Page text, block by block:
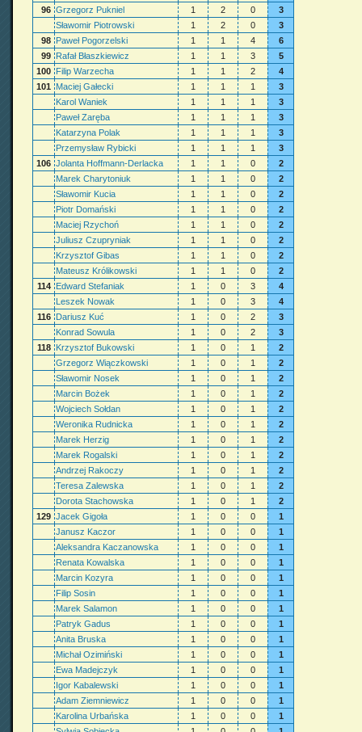
96 Grzegorz Pukniel 1 2 0
3
Sławomir Piotrowski
1 2 0
3
98 Paweł Pogorzelski 1 1 4
6
99 Rafał Błaszkiewicz 1 1 3
5
100 Filip Warzecha 1 1 2
4
101
Maciej Gałecki 1 1 1
3
Karol Waniek
1 1 1
3
Paweł Zaręba
1 1 1
3
Katarzyna Polak
1 1 1
3
Przemysław Rybicki
1 1 1
3
106 Jolanta Hoffmann-Derlacka 1 1 0
2
Marek Charytoniuk
1 1 0
2
Sławomir Kucia
1 1 0
2
Piotr Domański
1 1 0
2
Maciej Rzychoń
1 1 0
2
Juliusz Czupryniak
1 1 0
2
Krzysztof Gibas
1 1 0
2
Mateusz Królikowski
1 1 0
2
114 Edward Stefaniak 1 0 3
4
Leszek Nowak
1 0 3
4
116 Dariusz Kuć 1 0 2
3
Konrad Sowula
1 0 2
3
118 Krzysztof Bukowski 1 0 1
2
Grzegorz Wiączkowski
1 0 1
2
Sławomir Nosek
1 0 1
2
Marcin Bożek
1 0 1
2
Wojciech Sołdan
1 0 1
2
Weronika Rudnicka
1 0 1
2
Marek Herzig
1 0 1
2
Marek Rogalski
1 0 1
2
Andrzej Rakoczy
1 0 1
2
Teresa Zalewska
1 0 1
2
Dorota Stachowska
1 0 1
2
129 Jacek Gigoła 1 0 0
1
Janusz Kaczor
1 0 0
1
Aleksandra Kaczanowska
1 0 0
1
Renata Kowalska
1 0 0
1
Marcin Kozyra
1 0 0
1
Filip Sosin
1 0 0
1
Marek Salamon
1 0 0
1
Patryk Gadus
1 0 0
1
Anita Bruska
1 0 0
1
Michał Ozimiński
1 0 0
1
Ewa Madejczyk
1 0 0
1
Igor Kabalewski
1 0 0
1
Adam Ziemniewicz
1 0 0
1
Karolina Urbańska
1 0 0
1